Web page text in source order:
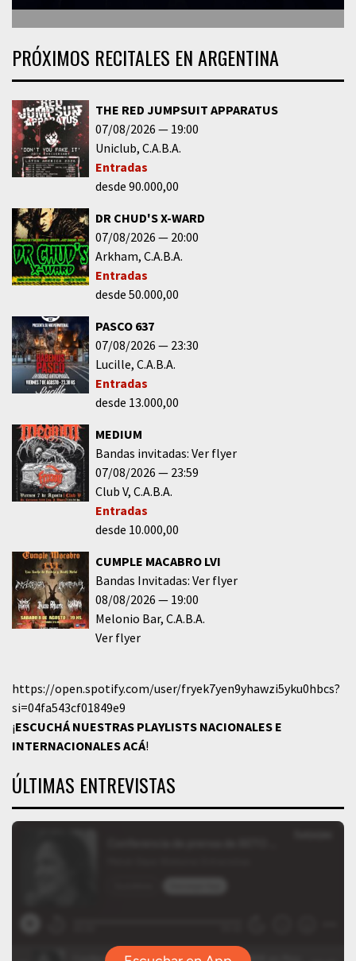
PRÓXIMOS RECITALES EN ARGENTINA
THE RED JUMPSUIT APPARATUS
07/08/2026
19:00
Uniclub C.A.B.A.
Entradas
desde 90.000,00
DR CHUD'S X-WARD
07/08/2026
20:00
Arkham C.A.B.A.
Entradas
desde 50.000,00
PASCO 637
07/08/2026
23:30
Lucille C.A.B.A.
Entradas
desde 13.000,00
MEDIUM
Bandas invitadas: Ver flyer
07/08/2026
23:59
Club V C.A.B.A.
Entradas
desde 10.000,00
CUMPLE MACABRO LVI
Bandas Invitadas: Ver flyer
08/08/2026
19:00
Melonio Bar C.A.B.A.
Ver flyer
https://open.spotify.com/user/fryek7yen9yhawzi5yku0hbcs?
si=04fa543cf01849e9
¡ESCUCHÁ NUESTRAS PLAYLISTS NACIONALES E
INTERNACIONALESACÁ!
ÚLTIMAS ENTREVISTAS